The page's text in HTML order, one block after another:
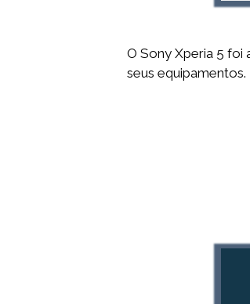
O Sony Xperia 5 foi
seus equipamentos.